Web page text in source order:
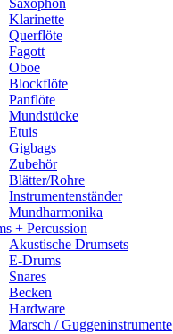
Saxophon
Klarinette
Querflöte
Fagott
Oboe
Blockflöte
Panflöte
Mundstücke
Etuis
Gigbags
Zubehör
Blätter/Rohre
Instrumentenständer
Mundharmonika
+ Percussion
Akustische Drumsets
E-Drums
Snares
Becken
Hardware
Marsch / Guggeninstrumente